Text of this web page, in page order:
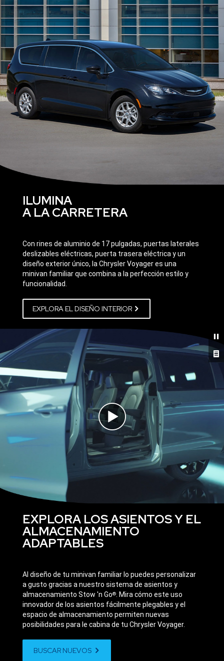
ILUMINA
A LA CARRETERA
Con rines de aluminio de 17 pulgadas, puertas laterales
deslizables eléctricas, puerta trasera eléctrica y un
diseño exterior único, la Chrysler Voyager es una
minivan familiar que combina a la perfección estilo y
funcionalidad.
EXPLORA EL DISEÑO INTERIOR
Ver
video
EXPLORA LOS ASIENTOS Y EL
ALMACENAMIENTO
ADAPTABLES
Al diseño de tu minivan familiar lo puedes personalizar
a gusto gracias a nuestro sistema de asientos y
almacenamiento Stow 'n Go®. Mira cómo este uso
innovador de los asientos fácilmente plegables y el
espacio de almacenamiento permiten nuevas
posibilidades para le cabina de tu Chrysler Voyager.
BUSCAR NUEVOS